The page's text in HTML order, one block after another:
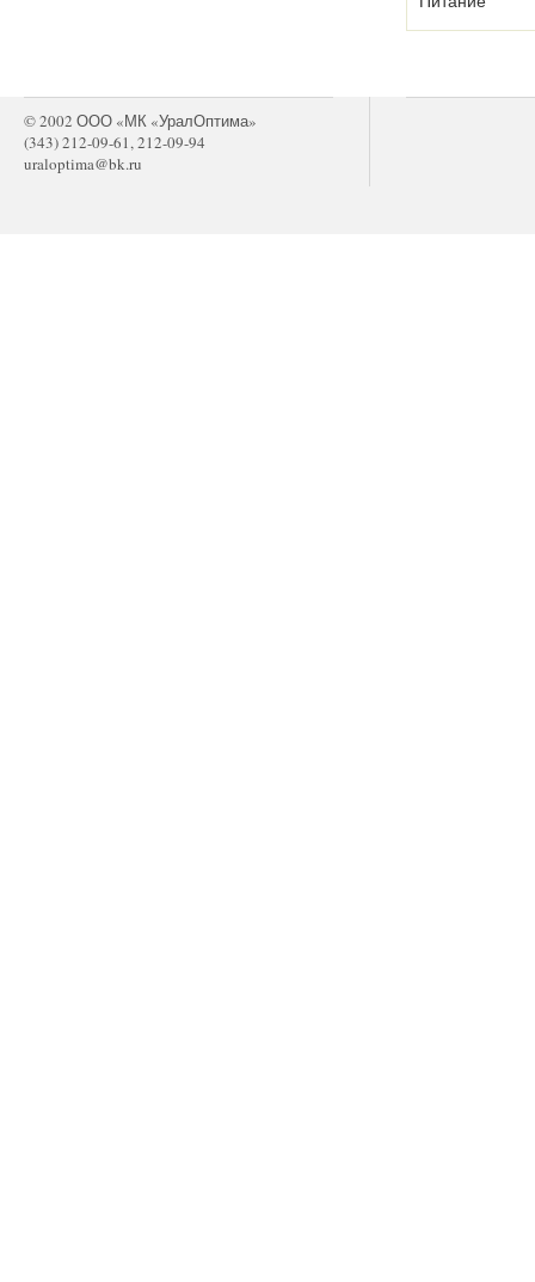
© 2002 ООО «МК «УралОптима»
(343) 212-09-61, 212-09-94
uraloptima@bk.ru